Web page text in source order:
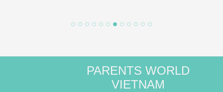
PARENTS WORLD
VIETNAM